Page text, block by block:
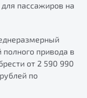
пассажиров на
полного привода в
от 2 590 990
по